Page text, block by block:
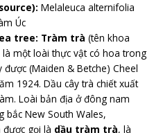
Melaleuca alternifolia
Úc
tree: Tràm trà (tên khoa
là một loài thực vật có hoa trong
(Maiden & Betche) Cheel
1924. Dầu cây trà chiết xuất
Loài bản địa ở đông nam
bắc New South Wales,
được gọi là dầu tràm trà, là